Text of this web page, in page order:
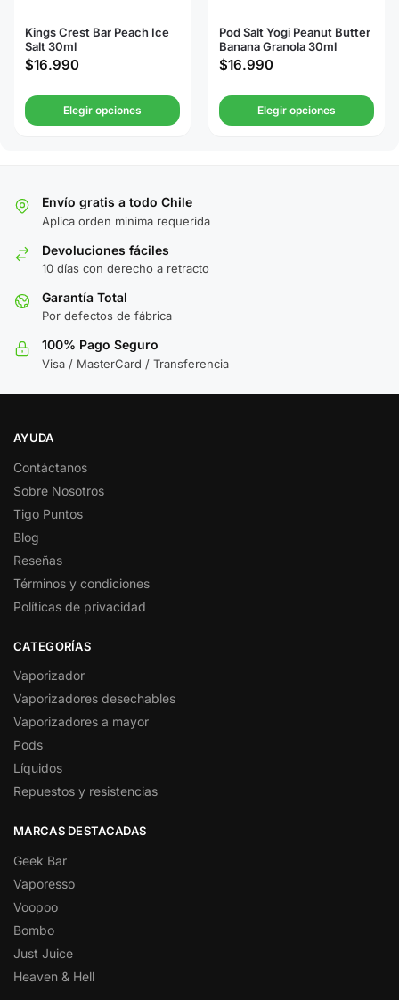
Kings Crest Bar Peach Ice
Salt 30ml
$16.990
Elegir opciones
Pod Salt Yogi Peanut Butter
Banana Granola 30ml
$16.990
Elegir opciones
Envío gratis a todo Chile
Aplica orden minima requerida
Devoluciones fáciles
10 días con derecho a retracto
Garantía Total
Por defectos de fábrica
100% Pago Seguro
Visa / MasterCard / Transferencia
AYUDA
Contáctanos
Sobre Nosotros
Tigo Puntos
Blog
Reseñas
Términos y condiciones
Políticas de privacidad
CATEGORÍAS
Vaporizador
Vaporizadores desechables
Vaporizadores a mayor
Pods
Líquidos
Repuestos y resistencias
MARCAS DESTACADAS
Geek Bar
Vaporesso
Voopoo
Bombo
Just Juice
Heaven & Hell